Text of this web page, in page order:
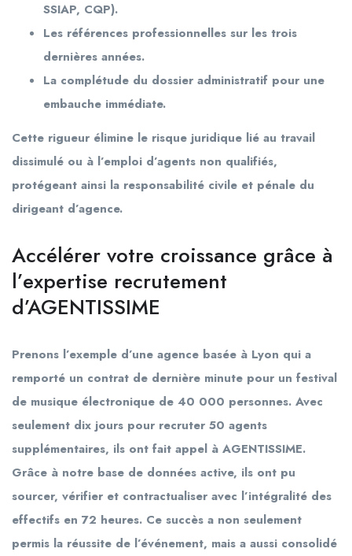
SSIAP, CQP).
Les références professionnelles sur les trois
dernières années.
La complétude du dossier administratif pour une
embauche immédiate.
Cette rigueur élimine le risque juridique lié au travail
dissimulé ou à l’emploi d’agents non qualifiés,
protégeant ainsi la responsabilité civile et pénale du
dirigeant d’agence.
Accélérer votre croissance grâce à
l’expertise recrutement
d’AGENTISSIME
Prenons l’exemple d’une agence basée à Lyon qui a
remporté un contrat de dernière minute pour un festival
de musique électronique de 40 000 personnes. Avec
seulement dix jours pour recruter 50 agents
supplémentaires, ils ont fait appel à AGENTISSIME.
Grâce à notre base de données active, ils ont pu
sourcer, vérifier et contractualiser avec l’intégralité des
effectifs en 72 heures. Ce succès a non seulement
permis la réussite de l’événement, mais a aussi consolidé